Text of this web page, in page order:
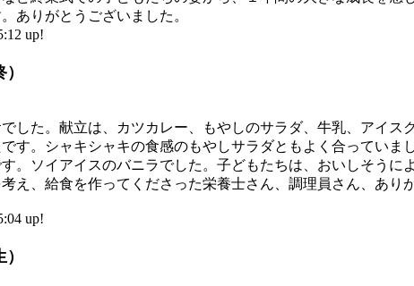
ありがとうございました。
up!
した。献立は、カツカレー、もやしのサラダ、牛乳、アイス
す。シャキシャキの食感のもやしサラダともよく合ってい
。ソイアイスのバニラでした。子どもたちは、おいしそうに
え、給食を作ってくださった栄養士さん、調理員さん、あり
up!